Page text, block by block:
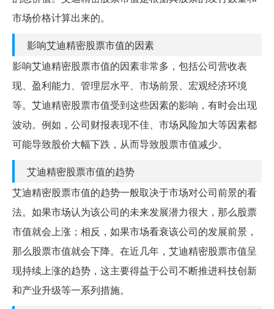
市场价格计算出来的。
影响艾迪精密股票市值的因素
影响艾迪精密股票市值的因素非常多，包括公司营收表
现、盈利能力、管理层水平、市场前景、宏观经济环境
等。艾迪精密股票市值受到这些因素的影响，有时会出现
波动。例如，公司财报表现不佳、市场风险加大等因素都
可能导致股价大幅下跌，从而导致股票市值减少。
艾迪精密股票市值的趋势
艾迪精密股票市值的趋势一般取决于市场对公司前景的看
法。如果市场认为该公司的未来发展潜力很大，那么股票
市值就会上涨；相反，如果市场看衰该公司的发展前景，
那么股票市值就会下降。在近几年，艾迪精密股票市值呈
现持续上涨的趋势，这主要得益于公司不断推进科技创新
和产业升级等一系列措施。